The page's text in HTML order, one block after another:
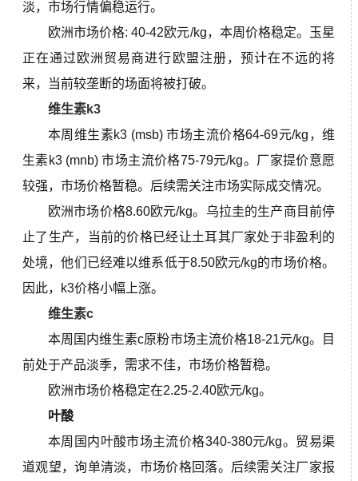
淡，市场行情偏稳运行。
欧洲市场价格: 40-42欧元/kg，本周价格稳定。玉星
正在通过欧洲贸易商进行欧盟注册，预计在不远的将
来，当前较垄断的场面将被打破。
维生素k3
本周维生素k3 (msb) 市场主流价格64-69元/kg，维
生素k3 (mnb) 市场主流价格75-79元/kg。 厂家提价意愿
较强，市场价格暂稳。后续需关注市场实际成交情况。
欧洲市场价格8.60欧元/kg。乌拉圭的生产商目前停
止了生产，当前的价格已经让土耳其厂家处于非盈利的
处境，他们已经难以维系低于8.50欧元/kg的市场价格。
因此，k3价格小幅上涨。
维生素c
本周国内维生素c原粉市场主流价格18-21元/kg。
目
前处于产品淡季， 需求不佳，市场价格暂稳。
欧洲市场价格稳定在2.25-2.40欧元/kg。
叶酸
本周国内叶酸市场主流价格340-380元/kg。贸易渠
道观望，询单清淡， 市场价格回落。后续需关注厂家报